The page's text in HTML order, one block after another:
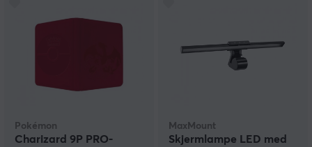
Pokémon
Charizard 9P PRO-
MaxMount
Skjermlampe LED med